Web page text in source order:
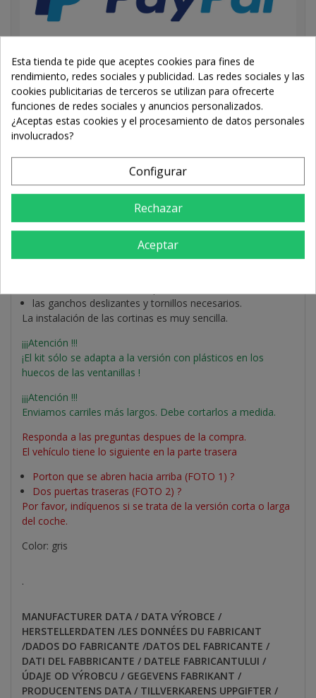
Cortinas interiores SolarCamp VW Volkswagen T5 Multivan
(2003-2015)
El set se compone de:
8 cortinas para 4 ventanas laterales (2 cortinas por
ventana),
las ganchos deslizantes y tornillos necesarios.
La instalación de las cortinas es muy sencilla.
¡¡¡Atención !!!
¡El kit sólo se adapta a la versión con plásticos en los
huecos de las ventanillas !
¡¡¡Atención !!!
Enviamos carriles más largos. Debe cortarlos a medida.
Responda a las preguntas despues de la compra.
El vehículo tiene lo siguiente en la parte trasera
Porton que se abren hacia arriba (FOTO 1) ?
Dos puertas traseras (FOTO 2) ?
Por favor, indíquenos si se trata de la versión corta o larga
del coche.
Color: gris
.
MANUFACTURER DATA / DATA VÝROBCE /
HERSTELLERDATEN /LES DONNÉES DU FABRICANT
/DADOS DO FABRICANTE /DATOS DEL FABRICANTE /
DATI DEL FABBRICANTE / DATELE FABRICANTULUI /
ÚDAJE OD VÝROBCU / GEGEVENS FABRIKANT /
PRODUCENTENS DATA / TILLVERKARENS UPPGIFTER /
Esta tienda te pide que aceptes cookies para fines de
rendimiento, redes sociales y publicidad. Las redes sociales y las
cookies publicitarias de terceros se utilizan para ofrecerte
funciones de redes sociales y anuncios personalizados.
¿Aceptas estas cookies y el procesamiento de datos personales
involucrados?
Configurar
Rechazar
Aceptar